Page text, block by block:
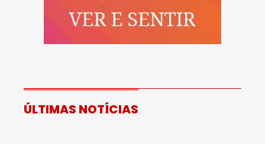
ÚLTIMAS NOTÍCIAS